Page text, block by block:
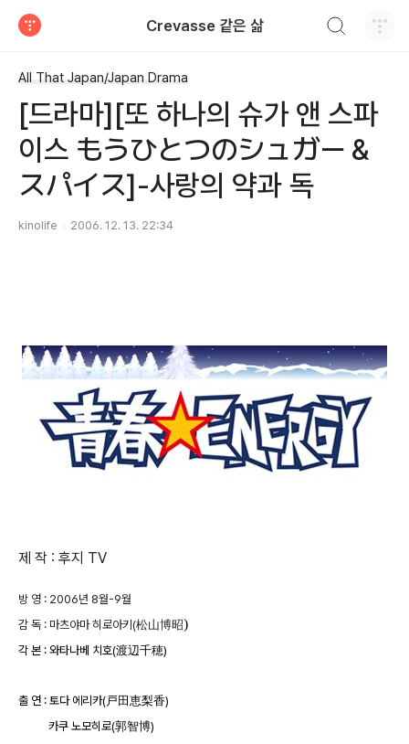
Crevasse 같은 삶
All That Japan/Japan Drama
[드라마][또 하나의 슈가 앤 스파
이스 もうひとつのシュガー＆
スパイス]-사랑의 약과 독
kinolife 2006. 12. 13. 22:34
제 작 : 후지 TV
방 영 : 2006년 8월-9월
감 독 : 마츠야마 히로아키(松山博昭)
각 본 : 와타나베 치호(渡辺千穂)
출 연 : 토다 에리카(戸田恵梨香)
카쿠 노모히로(郭智博)